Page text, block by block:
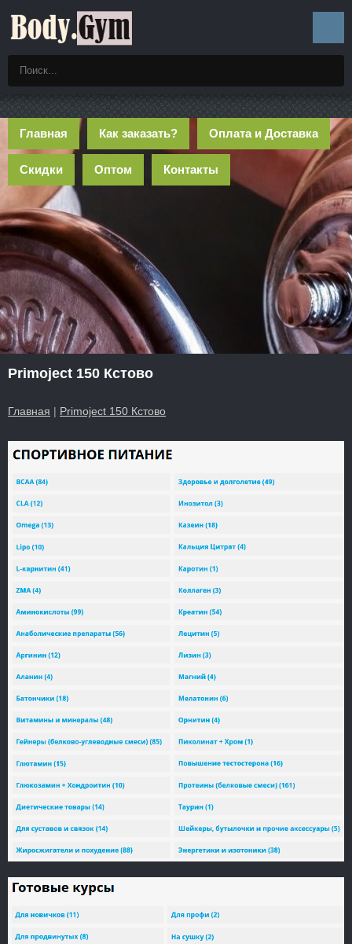
Главная Как заказать? Оплата и Доставка
Скидки Оптом Контакты
Primoject 150 Кстово
Главная | Primoject 150 Кстово